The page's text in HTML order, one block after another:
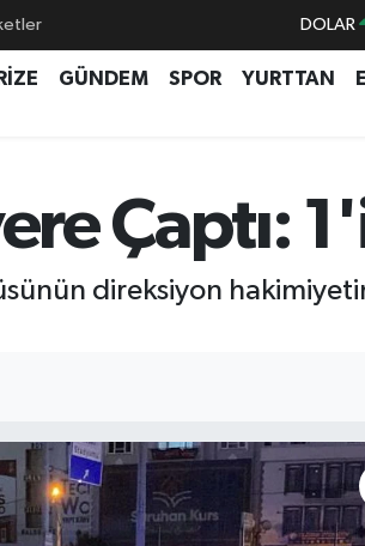
DOLAR
EURO
BITCOIN
RİZE GÜNDEM SPOR YURTTAN
Çaptı: 1'i
direksiyon